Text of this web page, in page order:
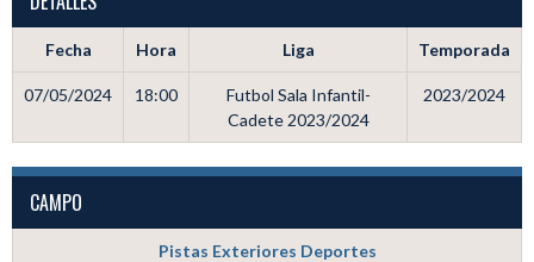
Fecha Hora Liga Temporada
07/05/2024 18:00
Futbol Sala Infantil-
Cadete 2023/2024
2023/2024
CAMPO
Pistas Exteriores Deportes